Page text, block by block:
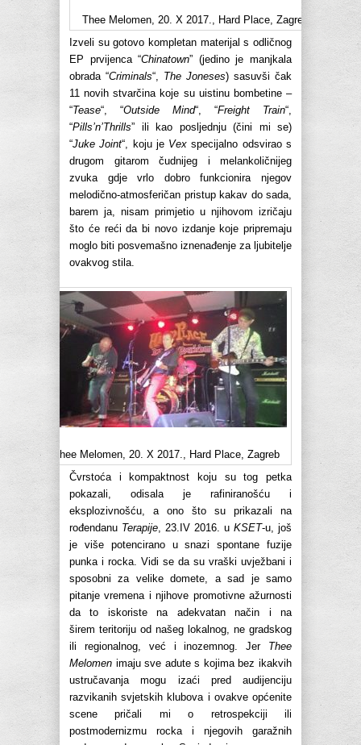
Thee Melomen, 20. X 2017., Hard Place, Zagreb
Izveli su gotovo kompletan materijal s odličnog
EP prvijenca “Chinatown” (jedino je manjkala
obrada “Criminals“, The Joneses) sasuvši čak
11 novih stvarčina koje su uistinu bombetine –
“Tease“, “Outside Mind“, “Freight Train“,
“Pills’n’Thrills” ili kao posljednju (čini mi se)
“Juke Joint“, koju je Vex specijalno odsvirao s
drugom gitarom čudnijeg i melankoličnijeg
zvuka gdje vrlo dobro funkcionira njegov
melodično-atmosferičan pristup kakav do sada,
barem ja, nisam primjetio u njihovom izričaju
što će reći da bi novo izdanje koje pripremaju
moglo biti posvemašno iznenađenje za ljubitelje
ovakvog stila.
Thee Melomen, 20. X 2017., Hard Place, Zagreb
Čvrstoća i kompaktnost koju su tog petka
pokazali, odisala je rafiniranošću i
eksplozivnošću, a ono što su prikazali na
rođendanu Terapije, 23.IV 2016. u KSET-u, još
je više potencirano u snazi spontane fuzije
punka i rocka. Vidi se da su vraški uvježbani i
sposobni za velike domete, a sad je samo
pitanje vremena i njihove promotivne ažurnosti
da to iskoriste na adekvatan način i na
širem teritoriju od našeg lokalnog, ne gradskog
ili regionalnog, već i inozemnog. Jer Thee
Melomen imaju sve adute s kojima bez ikakvih
ustručavanja mogu izaći pred audijenciju
razvikanih svjetskih klubova i ovakve općenite
scene pričali mi o retrospekciji ili
postmodernizmu rocka i njegovih garažnih